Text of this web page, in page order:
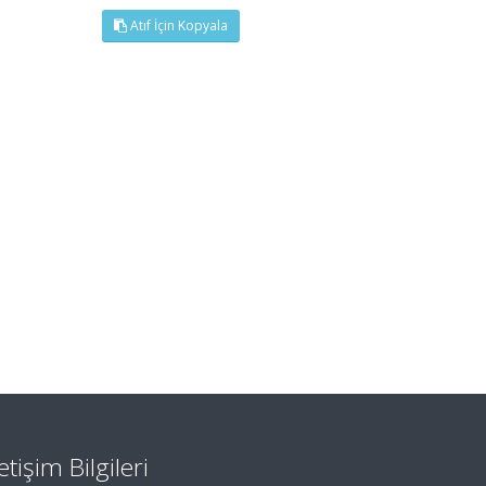
Atıf İçin Kopyala
Bilgileri